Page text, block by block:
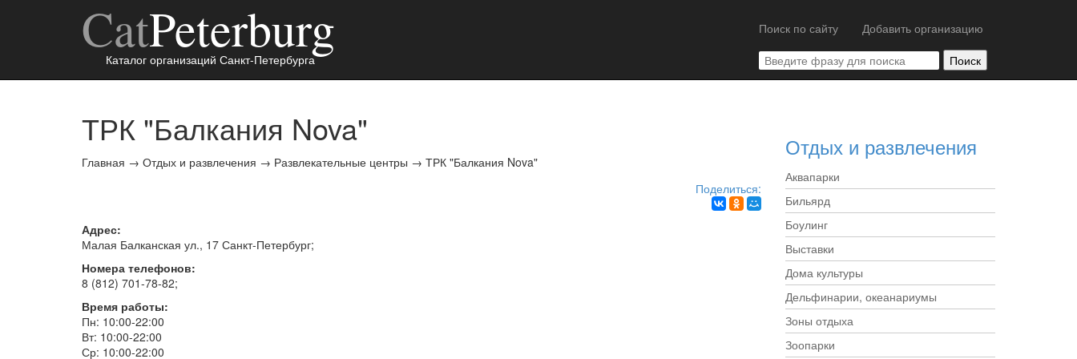
CatPeterburg
Каталог организаций Санкт-Петербурга
Поиск по сайту Добавить организацию
ТРК "Балкания Nova"
Главная → Отдых и развлечения → Развлекательные центры → ТРК "Балкания Nova"
Поделиться:
Адрес:
Малая Балканская ул., 17 Санкт-Петербург;
Номера телефонов:
8 (812) 701-78-82;
Время работы:
Пн: 10:00-22:00
Вт: 10:00-22:00
Ср: 10:00-22:00
Отдых и развлечения
Аквапарки
Бильярд
Боулинг
Выставки
Дома культуры
Дельфинарии, океанариумы
Зоны отдыха
Зоопарки